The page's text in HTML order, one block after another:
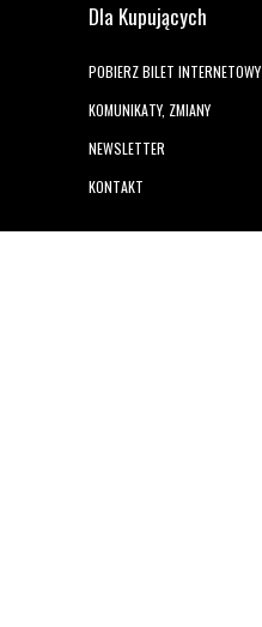
Dla Kupujących
POBIERZ BILET INTERNETOWY
KOMUNIKATY, ZMIANY
NEWSLETTER
KONTAKT